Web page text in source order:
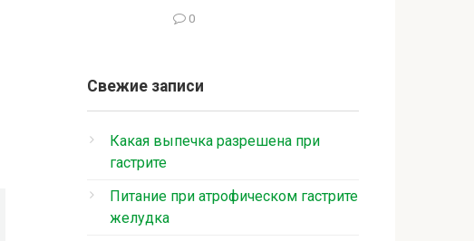
0
Свежие записи
Какая выпечка разрешена при
гастрите
Питание при атрофическом гастрите
желудка